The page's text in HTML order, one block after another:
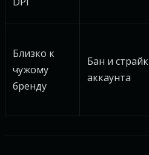
Близко к
чужому
бренду
Бан и страйк
аккаунта